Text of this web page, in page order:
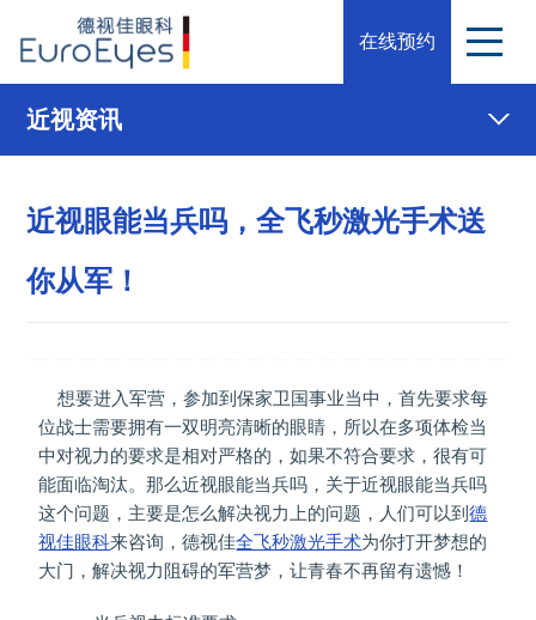
在线预约
近视资讯
近视眼能当兵吗，全飞秒激光手术送
你从军！
想要进入军营，参加到保家卫国事业当中，首先要求每
位战士需要拥有一双明亮清晰的眼睛，所以在多项体检当
中对视力的要求是相对严格的，如果不符合要求，很有可
能面临淘汰。那么近视眼能当兵吗，关于近视眼能当兵吗
这个问题，主要是怎么解决视力上的问题，人们可以到德
视佳眼科来咨询，德视佳全飞秒激光手术为你打开梦想的
大门，解决视力阻碍的军营梦，让青春不再留有遗憾！